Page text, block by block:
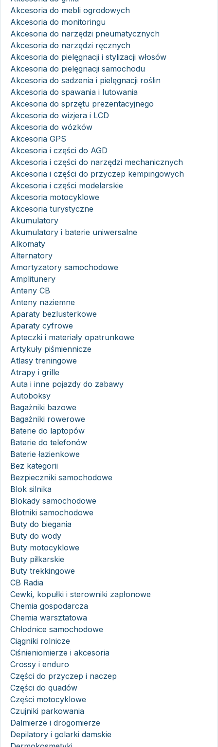
Akcesoria do mebli ogrodowych
Akcesoria do monitoringu
Akcesoria do narzędzi pneumatycznych
Akcesoria do narzędzi ręcznych
Akcesoria do pielęgnacji i stylizacji włosów
Akcesoria do pielęgnacji samochodu
Akcesoria do sadzenia i pielęgnacji roślin
Akcesoria do spawania i lutowania
Akcesoria do sprzętu prezentacyjnego
Akcesoria do wizjera i LCD
Akcesoria do wózków
Akcesoria GPS
Akcesoria i części do AGD
Akcesoria i części do narzędzi mechanicznych
Akcesoria i części do przyczep kempingowych
Akcesoria i części modelarskie
Akcesoria motocyklowe
Akcesoria turystyczne
Akumulatory
Akumulatory i baterie uniwersalne
Alkomaty
Alternatory
Amortyzatory samochodowe
Amplitunery
Anteny CB
Anteny naziemne
Aparaty bezlusterkowe
Aparaty cyfrowe
Apteczki i materiały opatrunkowe
Artykuły piśmiennicze
Atlasy treningowe
Atrapy i grille
Auta i inne pojazdy do zabawy
Autoboksy
Bagażniki bazowe
Bagażniki rowerowe
Baterie do laptopów
Baterie do telefonów
Baterie łazienkowe
Bez kategorii
Bezpieczniki samochodowe
Blok silnika
Blokady samochodowe
Błotniki samochodowe
Buty do biegania
Buty do wody
Buty motocyklowe
Buty piłkarskie
Buty trekkingowe
CB Radia
Cewki, kopułki i sterowniki zapłonowe
Chemia gospodarcza
Chemia warsztatowa
Chłodnice samochodowe
Ciągniki rolnicze
Ciśnieniomierze i akcesoria
Crossy i enduro
Części do przyczep i naczep
Części do quadów
Części motocyklowe
Czujniki parkowania
Dalmierze i drogomierze
Depilatory i golarki damskie